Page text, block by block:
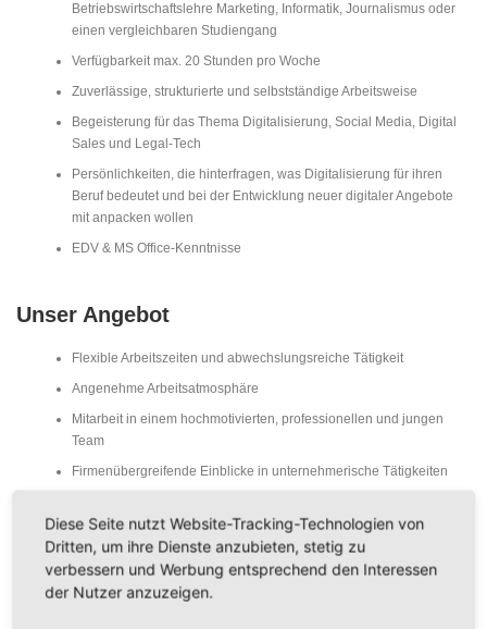
Betriebswirtschaftslehre Marketing, Informatik, Journalismus oder
einen vergleichbaren Studiengang
Verfügbarkeit max. 20 Stunden pro Woche
Zuverlässige, strukturierte und selbstständige Arbeitsweise
Begeisterung für das Thema Digitalisierung, Social Media, Digital
Sales und Legal-Tech
Persönlichkeiten, die hinterfragen, was Digitalisierung für ihren
Beruf bedeutet und bei der Entwicklung neuer digitaler Angebote
mit anpacken wollen
EDV & MS Office-Kenntnisse
Unser Angebot
Flexible Arbeitszeiten und abwechslungsreiche Tätigkeit
Angenehme Arbeitsatmosphäre
Mitarbeit in einem hochmotivierten, professionellen und jungen
Team
Firmenübergreifende Einblicke in unternehmerische Tätigkeiten
Diese Seite nutzt Website-Tracking-Technologien von
Dritten, um ihre Dienste anzubieten, stetig zu
verbessern und Werbung entsprechend den Interessen
der Nutzer anzuzeigen.